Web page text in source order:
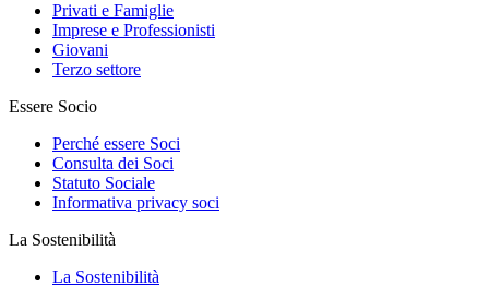
Privati e Famiglie
Imprese e Professionisti
Giovani
Terzo settore
Essere Socio
Perché essere Soci
Consulta dei Soci
Statuto Sociale
Informativa privacy soci
La Sostenibilità
La Sostenibilità